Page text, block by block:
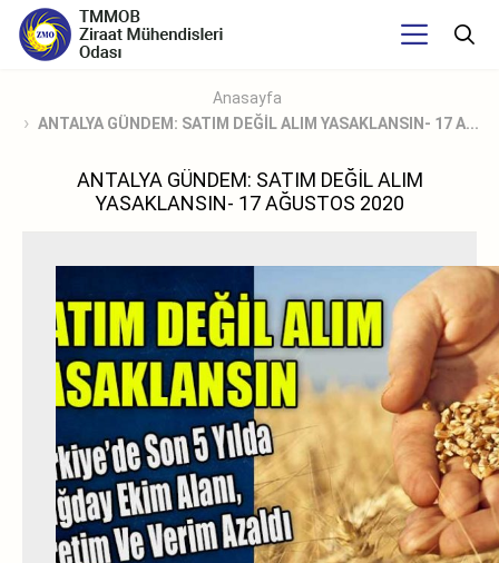
Anasayfa
ANTALYA GÜNDEM: SATIM DEĞİL ALIM YASAKLANSIN- 17 A...
ANTALYA GÜNDEM: SATIM DEĞİL ALIM
YASAKLANSIN- 17 AĞUSTOS 2020